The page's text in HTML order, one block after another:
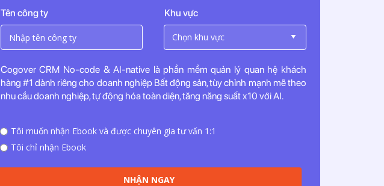
NHẬN NGAY
Tôi muốn nhận Ebook và được chuyên gia tư vấn 1:1
Tôi chỉ nhận Ebook
Cogover CRM No-code & AI-native là phần mềm quản lý quan hệ khách
hàng #1 dành riêng cho doanh nghiệp Bất động sản, tùy chỉnh mạnh mẽ theo
nhu cầu doanh nghiệp, tự động hóa toàn diện, tăng năng suất x10 với AI.
Tên công ty Khu vực